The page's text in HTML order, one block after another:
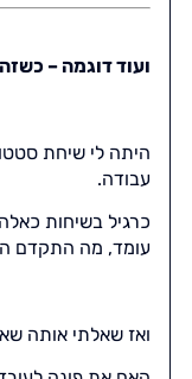
ועוד דוגמה –
היתה לי שיחת
עבודה.
כרגיל בשיחות
עומד, מה התקדם
ואז שאלתי אותה